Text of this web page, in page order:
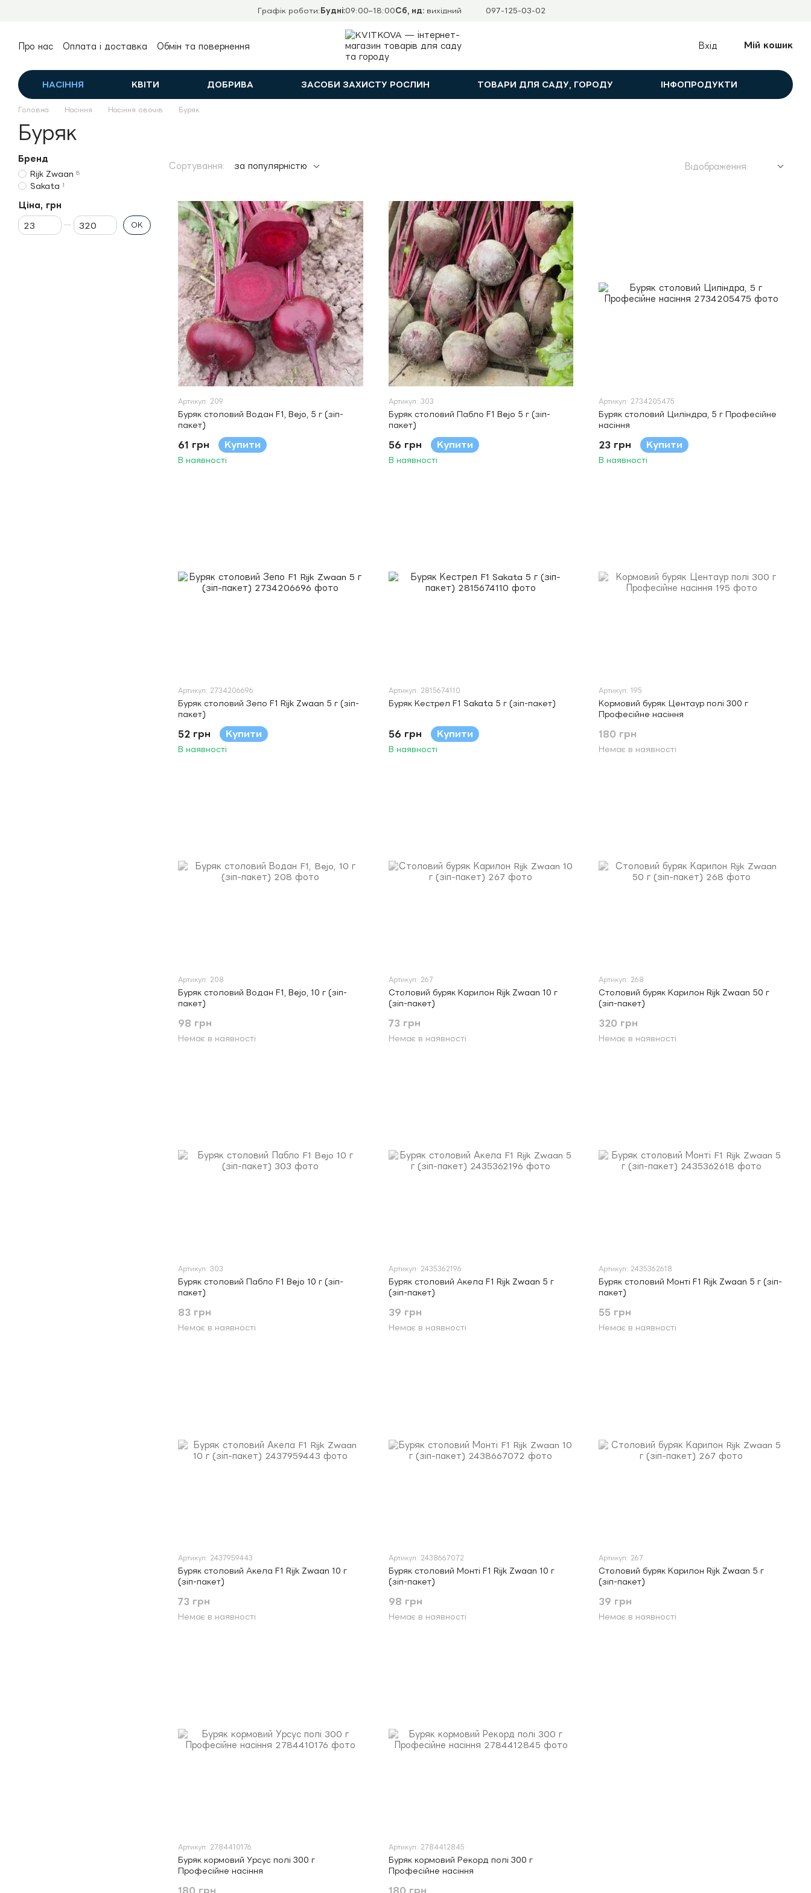
Графік роботи: Будні:09:00–18:00Сб, нд:вихідний 097-125-03-02
Про нас Оплата і доставка
Обмін та повернення
Вхід Мій кошик
НАСІННЯ КВІТИ ДОБРИВА ЗАСОБИ ЗАХИСТУ РОСЛИН ТОВАРИ ДЛЯ САДУ, ГОРОДУ ІНФОПРОДУКТИ
Головна Насіння Насіння овочів Буряк
Буряк
Сортування: за популярністю Відображення:
Артикул: 209
Буряк столовий Водан F1, Bejo, 5 г (зіп-
пакет)
61 грн Купити
В наявності
Артикул: 303
Буряк столовий Пабло F1 Bejo 5 г (зіп-
пакет)
56 грн Купити
В наявності
Артикул: 2734205475
Буряк столовий Циліндра, 5 г Професійне
насіння
23 грн Купити
В наявності
Артикул: 2734206696
Буряк столовий Зепо F1 Rijk Zwaan 5 г (зіп-
пакет)
52 грн Купити
В наявності
Артикул: 2815674110
Буряк Кестрел F1 Sakata 5 г (зіп-пакет)
56 грн Купити
В наявності
Артикул: 195
Кормовий буряк Центаур полі 300 г
Професійне насіння
180 грн
Немає в наявності
Артикул: 208
Буряк столовий Водан F1, Bejo, 10 г (зіп-
пакет)
98 грн
Немає в наявності
Артикул: 267
Столовий буряк Карилон Rijk Zwaan 10 г
(зіп-пакет)
73 грн
Немає в наявності
Артикул: 268
Столовий буряк Карилон Rijk Zwaan 50 г
(зіп-пакет)
320 грн
Немає в наявності
Артикул: 303
Буряк столовий Пабло F1 Bejo 10 г (зіп-
пакет)
83 грн
Немає в наявності
Артикул: 2435362196
Буряк столовий Акела F1 Rijk Zwaan 5 г
(зіп-пакет)
39 грн
Немає в наявності
Артикул: 2435362618
Буряк столовий Монті F1 Rijk Zwaan 5 г (зіп-
пакет)
55 грн
Немає в наявності
Артикул: 2437959443
Буряк столовий Акела F1 Rijk Zwaan 10 г
(зіп-пакет)
73 грн
Немає в наявності
Артикул: 2438667072
Буряк столовий Монті F1 Rijk Zwaan 10 г
(зіп-пакет)
98 грн
Немає в наявності
Артикул: 267
Столовий буряк Карилон Rijk Zwaan 5 г
(зіп-пакет)
39 грн
Немає в наявності
Артикул: 2784410176
Буряк кормовий Урсус полі 300 г
Професійне насіння
180 грн
Артикул: 2784412845
Буряк кормовий Рекорд полі 300 г
Професійне насіння
180 грн
Бренд
Rijk Zwaan 8
Sakata 1
Ціна, грн
Від Ціна, грн
До Ціна, грн
ОК